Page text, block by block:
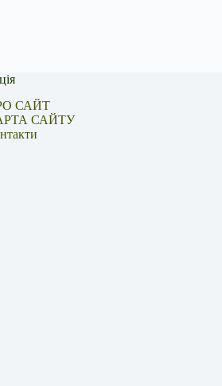
САЙТ
САЙТУ